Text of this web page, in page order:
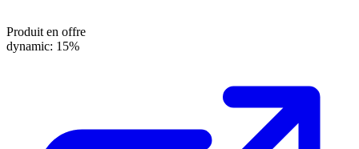
Produit en offre
dynamic: 15%